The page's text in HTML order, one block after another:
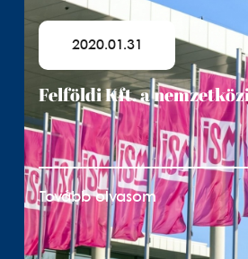
2020.01.31
Felföldi Kft. a
Tovább olvasom